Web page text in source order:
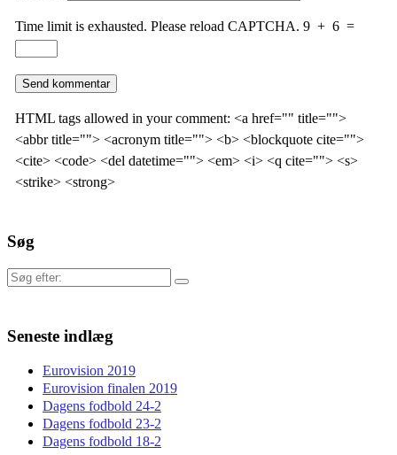
Time limit is exhausted. Please reload CAPTCHA. 9 + 6 =
HTML tags allowed in your comment: <a href="" title="">
<abbr title=""> <acronym title=""> <b> <blockquote cite="">
<cite> <code> <del datetime=""> <em> <i> <q cite=""> <s>
<strike> <strong>
Søg
Søg
Seneste indlæg
Eurovision 2019
Eurovision finalen 2019
Dagens fodbold 24-2
Dagens fodbold 23-2
Dagens fodbold 18-2